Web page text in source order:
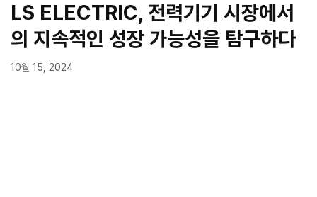
LS ELECTRIC, 전력기기 시장에서
의 지속적인 성장 가능성을 탐구하다
10월 15, 2024